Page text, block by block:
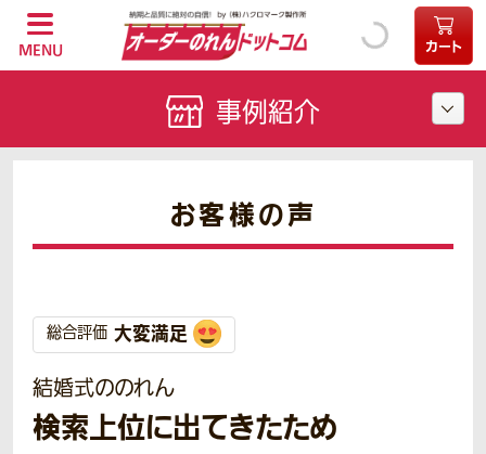
MENU カート
お客様の声
総合評価 大変満足
結婚式ののれん
検索上位に出てきたため
事例紹介